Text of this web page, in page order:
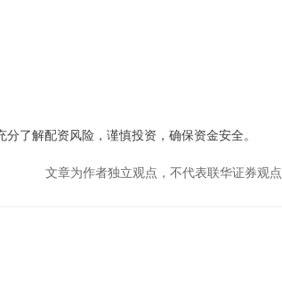
了解配资风险，谨慎投资，确保资金安全。
文章为作者独立观点，不代表联华证券观点